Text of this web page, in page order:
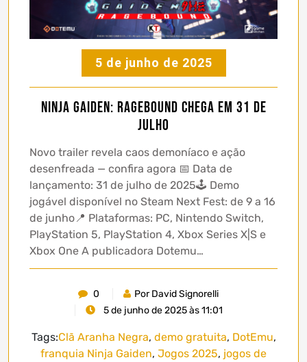
5 de junho de 2025
NINJA GAIDEN: Ragebound chega em 31 de
julho
Novo trailer revela caos demoníaco e ação
desenfreada — confira agora 📅 Data de
lançamento: 31 de julho de 2025🕹️ Demo
jogável disponível no Steam Next Fest: de 9 a 16
de junho📍 Plataformas: PC, Nintendo Switch,
PlayStation 5, PlayStation 4, Xbox Series X|S e
Xbox One A publicadora Dotemu…
0
Por David Signorelli
5 de junho de 2025 às 11:01
Tags:Clã Aranha Negra, demo gratuita, DotEmu,
franquia Ninja Gaiden, Jogos 2025, jogos de